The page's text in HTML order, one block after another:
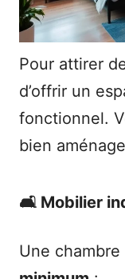
Pour attirer
d’offrir un
fonctionnel.
bien
🛋️ Mobilier
Une